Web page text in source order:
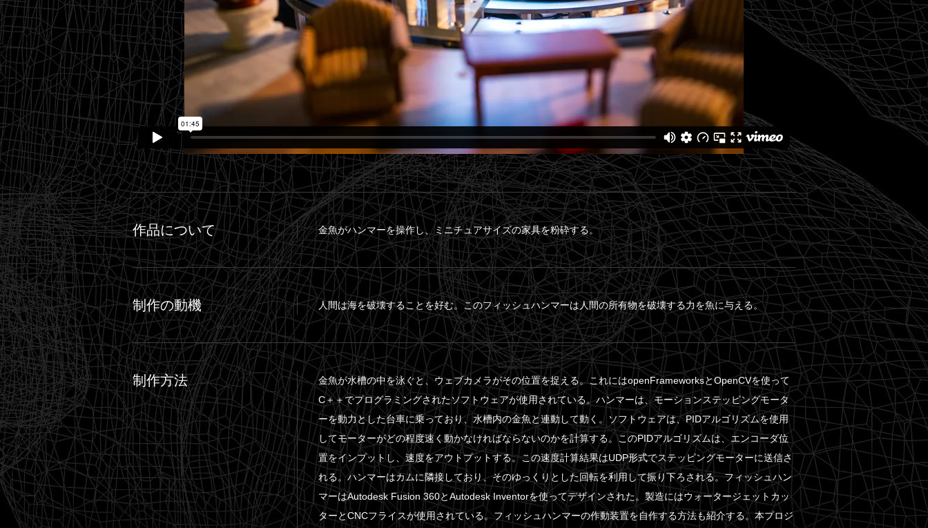
Fish HammerfromNeil Mendozaon Vimeo.
作品について 金魚がハンマーを操作し、ミニチュアサイズの家具を粉砕する。
制作の動機 人間は海を破壊することを好む。このフィッシュハンマーは人間の所有物を破壊する力を魚に与える。
制作方法
金魚が水槽の中を泳ぐと、ウェブカメラがその位置を捉える。これにはopenFrameworksとOpenCVを使って
C＋＋でプログラミングされたソフトウェアが使用されている。ハンマーは、モーションステッピングモータ
ーを動力とした台車に乗っており、水槽内の金魚と連動して動く。ソフトウェアは、PIDアルゴリズムを使用
してモーターがどの程度速く動かなければならないのかを計算する。このPIDアルゴリズムは、エンコーダ位
置をインプットし、速度をアウトプットする。この速度計算結果はUDP形式でステッピングモーターに送信さ
れる。ハンマーはカムに隣接しており、そのゆっくりとした回転を利用して振り下ろされる。フィッシュハン
マーはAutodesk Fusion 360とAutodesk Inventorを使ってデザインされた。製造にはウォータージェットカッ
ターとCNCフライスが使用されている。フィッシュハンマーの作動装置を自作する方法も紹介する。本プロジ